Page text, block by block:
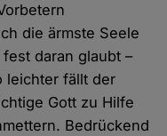
die ärmste Seele
daran glaubt –
leichter fällt der
Gott zu Hilfe
Bedrückend